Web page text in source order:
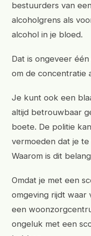
bestuurders van
alcoholgrens als
alcohol in je bloed.
Dat is ongeveer
om de concentratie
Je kunt ook een
altijd betrouwbaar
boete. De politie
vermoeden dat je
Waarom is dit
Omdat je met een
omgeving rijdt waar
een
ongeluk met een